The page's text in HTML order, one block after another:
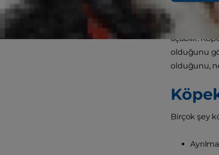
kelimesi
sindirim
açabilir.
olduğunu
olduğunu,
Birçok şey